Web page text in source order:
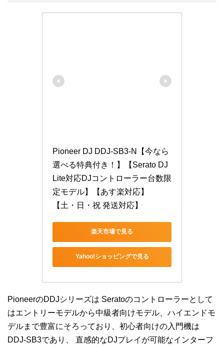
Pioneer DJ DDJ-SB3-N【今なら
選べる特典付き！】【Serato DJ
Lite対応DJコントローラー台数限
定モデル】【あす楽対応】
【土・日・祝 発送対応】
楽天市場で見る
Yahoo!ショッピングで見る
PioneerのDDJシリーズは Seratoのコントローラーとして
はエントリーモデルから中級者向けモデル、ハイエンドモ
デルまで豊富にそろっており、初心者向けの入門機は
DDJ-SB3であり、 直感的なDJプレイが可能なインターフ